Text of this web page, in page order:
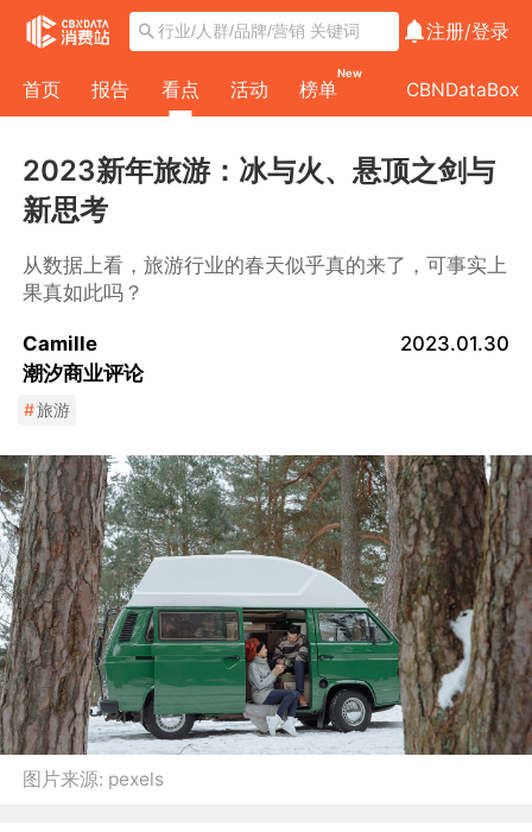
注册/登录
首页 报告 看点 活动 榜单
New
CBNDataBox
2023新年旅游：冰与火、悬顶之剑与
新思考
从数据上看，旅游行业的春天似乎真的来了，可事实上
果真如此吗？
Camille
潮汐商业评论
2023.01.30
#旅游
图片来源: pexels